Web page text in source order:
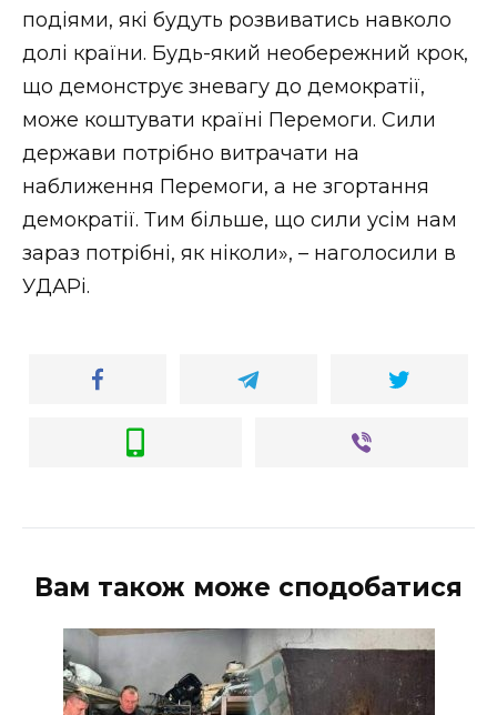
подіями, які будуть розвиватись навколо
долі країни. Будь-який необережний крок,
що демонструє зневагу до демократії,
може коштувати країні Перемоги. Сили
держави потрібно витрачати на
наближення Перемоги, а не згортання
демократії. Тим більше, що сили усім нам
зараз потрібні, як ніколи», – наголосили в
УДАРі.
Вам також може сподобатися